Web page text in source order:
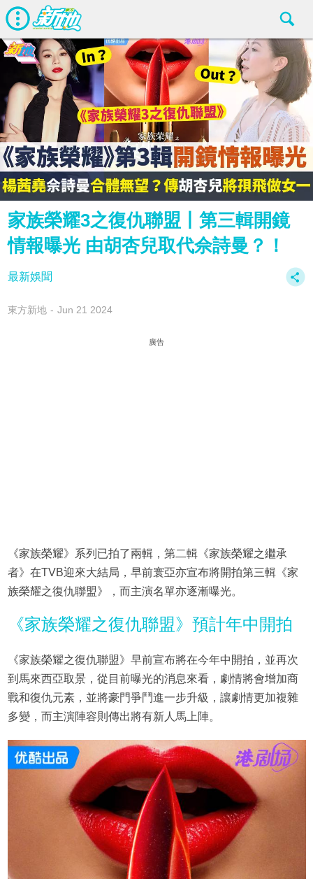
家族榮耀3之復仇聯盟丨第三輯開鏡
情報曝光 由胡杏兒取代佘詩曼？！
最新娛聞
東方新地 Jun 21 2024
廣告
《家族榮耀》系列已拍了兩輯，第二輯《家族榮耀之繼承
者》在TVB迎來大結局，早前寰亞亦宣布將開拍第三輯《家
族榮耀之復仇聯盟》，而主演名單亦逐漸曝光。
《家族榮耀之復仇聯盟》預計年中開拍
《家族榮耀之復仇聯盟》早前宣布將在今年中開拍，並再次
到馬來西亞取景，從目前曝光的消息來看，劇情將會增加商
戰和復仇元素，並將豪門爭鬥進一步升級，讓劇情更加複雜
多變，而主演陣容則傳出將有新人馬上陣。